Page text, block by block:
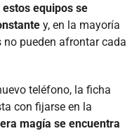
equipos se
y, en la mayoría
no pueden afrontar cada
teléfono, la ficha
con fijarse en la
magía se encuentra